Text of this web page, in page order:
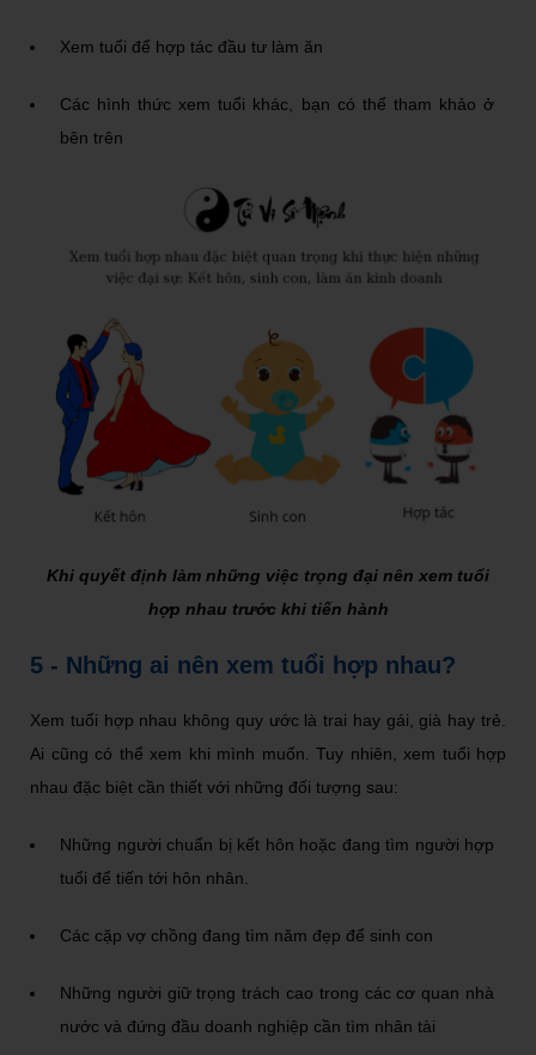
Xem tuổi để hợp tác đầu tư làm ăn
Các hình thức xem tuổi khác, bạn có thể tham khảo ở
bên trên
Khi quyết định làm những việc trọng đại nên xem tuổi
hợp nhau trước khi tiến hành
5 - Những ai nên xem tuổi hợp nhau?
Xem tuổi hợp nhau không quy ước là trai hay gái, già hay trẻ.
Ai cũng có thể xem khi mình muốn. Tuy nhiên, xem tuổi hợp
nhau đặc biệt cần thiết với những đối tượng sau:
Những người chuẩn bị kết hôn hoặc đang tìm người hợp
tuổi để tiến tới hôn nhân.
Các cặp vợ chồng đang tìm năm đẹp để sinh con
Những người giữ trọng trách cao trong các cơ quan nhà
nước và đứng đầu doanh nghiệp cần tìm nhân tài